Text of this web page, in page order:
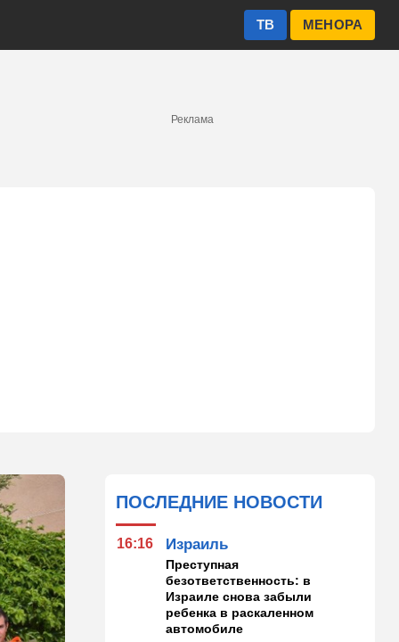
МЕНОРА
ТВ
Реклама
ПОСЛЕДНИЕ НОВОСТИ
16:16 Израиль
Преступная
безответственность: в
Израиле снова забыли
ребенка в раскаленном
автомобиле